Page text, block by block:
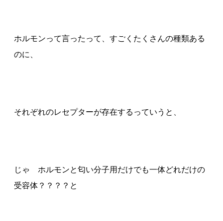
ホルモンって言ったって、すごくたくさんの種類ある
のに、
それぞれのレセプターが存在するっていうと、
じゃ ホルモンと匂い分子用だけでも一体どれだけの
受容体？？？？と